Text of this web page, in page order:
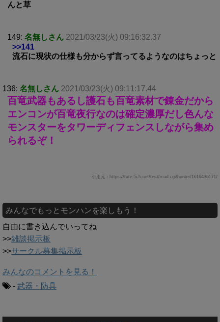
んと草
149: 名無しさん 2021/03/23(火) 09:16:32.37
>>141
流石に現状の仕様も分からず言ってるようなのはちょっと
136: 名無しさん 2021/03/23(火) 09:11:17.44
百竜武器もあるし護石も百竜素材で錬金だから
エンコンが百竜夜行なのは確定濃厚だし色んな
モンスターをタワーディフェンスしながら集め
られるぞ！
引用元：https://fate.5ch.net/test/read.cgi/hunter/1616436171/
みんなでもっとモンハンを楽しもう！
自由に書き込んでいってね
>>雑談掲示板
>>サークル募集掲示板
みんなのコメントを見る！
- 武器・防具